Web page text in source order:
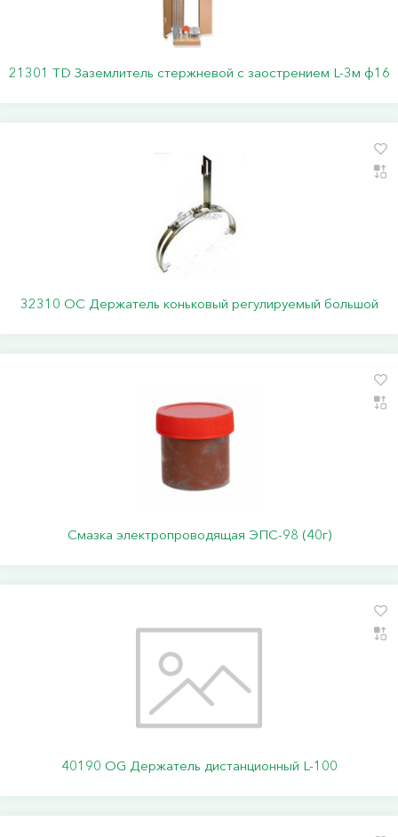
21301 TD Заземлитель стержневой c заострением L-3м ф16
32310 ОС Держатель коньковый регулируемый большой
Смазка электропроводящая ЭПС-98 (40г)
40190 ОG Держатель дистанционный L-100